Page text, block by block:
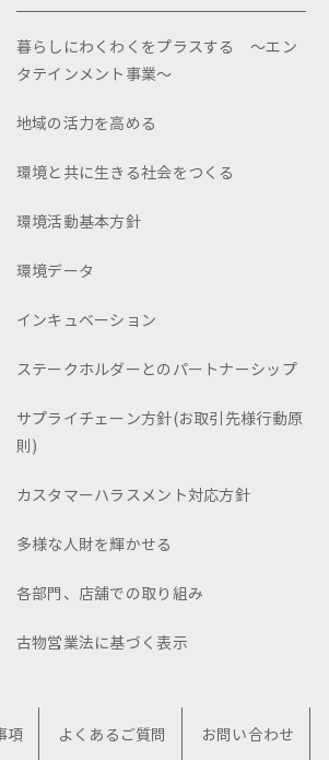
暮らしにわくわくをプラスする ～エン
タテインメント事業～
地域の活力を高める
環境と共に生きる社会をつくる
環境活動基本方針
環境データ
インキュベーション
ステークホルダーとのパートナーシップ
サプライチェーン方針(お取引先様行動原
則)
カスタマーハラスメント対応方針
多様な人財を輝かせる
各部門、店舗での取り組み
古物営業法に基づく表示
項 よくあるご質問 お問い合わせ